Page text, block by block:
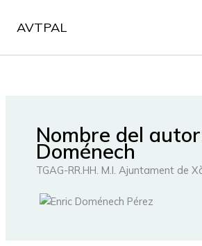
AVTPAL
Nombre del
Doménech
TGAG-RR.HH. M.I. Ajuntament de